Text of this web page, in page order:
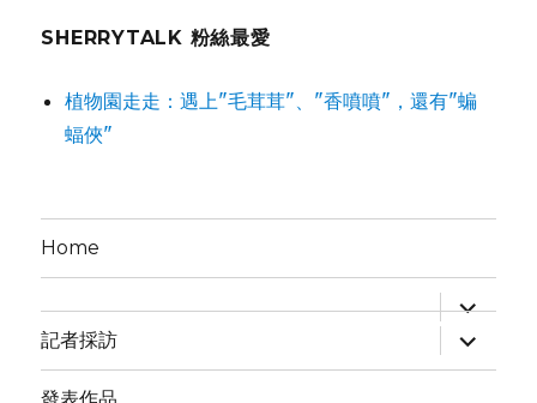
SHERRYTALK 粉絲最愛
植物園走走：遇上"毛茸茸"、"香噴噴"，還有"蝙
蝠俠"
Home
expand
child
menu
記者採訪
expand
child
menu